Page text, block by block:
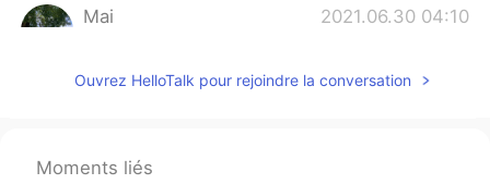
Mai 2021.06.30 04:10
今年の半分もう終わりました。
書いた文章
Ouvrez HelloTalk pour rejoindre la conversation
Moments liés